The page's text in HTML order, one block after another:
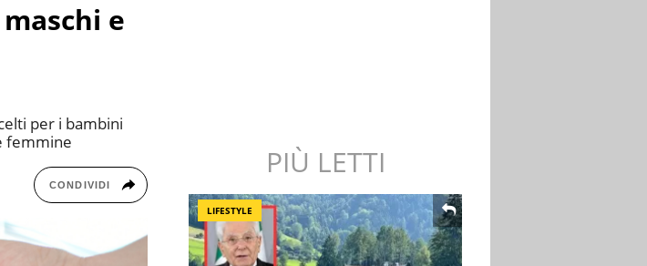
e
per i bambini
femmine
CONDIVIDI
PIÙ LETTI
LIFESTYLE